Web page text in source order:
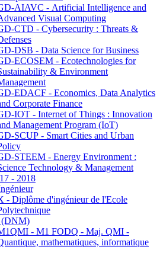
AIAVC - Artificial Intelligence and
Visual Computing
CTD - Cybersecurity : Threats &
DSB - Data Science for Business
ECOSEM - Ecotechnologies for
& Environment
EDACF - Economics, Data Analytics
Corporate Finance
IOT - Internet of Things : Innovation
Management Program (IoT)
SCUP - Smart Cities and Urban
STEEM - Energy Environment :
Technology & Management
- 2018
- Diplôme d'ingénieur de l'Ecole
(DNM)
- M1 FODQ - Maj. QMI -
mathematiques, informatique